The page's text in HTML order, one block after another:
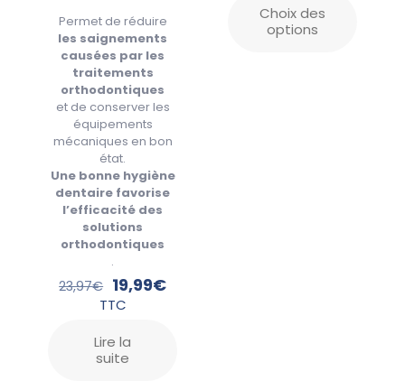
Permet de réduire
les saignements
causées par les
traitements
orthodontiques
et de conserver les
équipements
mécaniques en bon
état.
Une bonne hygiène
dentaire favorise
l’efficacité des
solutions
orthodontiques
.
23,97€ 19,99€
TTC
Lire la
suite
Choix des
options